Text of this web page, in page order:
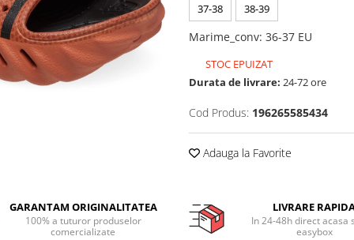
37-38 38-39
Marime_conv: 36-37 EU
STOC EPUIZAT
Durata de livrare: 24-72 ore
Cod Produs: 196265585434
Adauga la Favorite
GARANTAM ORIGINALITATEA
100% a tuturor produselor
comercializate
LIVRARE
In 24-48h direct acasa
easybox